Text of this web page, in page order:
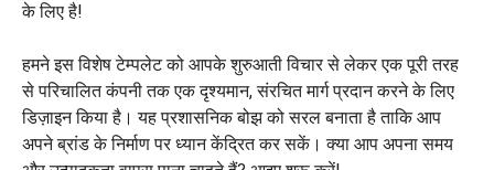
के लिए है!
हमने इस विशेष टेम्पलेट को आपके शुरुआती विचार से लेकर एक पूरी तरह
से परिचालित कंपनी तक एक दृश्यमान, संरचित मार्ग प्रदान करने के लिए
डिज़ाइन किया है। यह प्रशासनिक बोझ को सरल बनाता है ताकि आप
अपने ब्रांड के निर्माण पर ध्यान केंद्रित कर सकें। क्या आप अपना समय